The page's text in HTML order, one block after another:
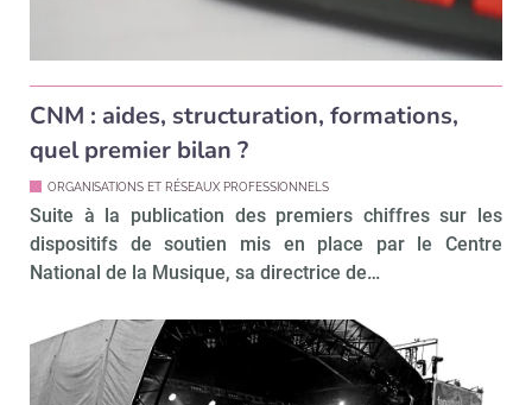
CNM : aides, structuration, formations,
quel premier bilan ?
ORGANISATIONS ET RÉSEAUX PROFESSIONNELS
Suite à la publication des premiers chiffres sur les
dispositifs de soutien mis en place par le Centre
National de la Musique, sa directrice de…